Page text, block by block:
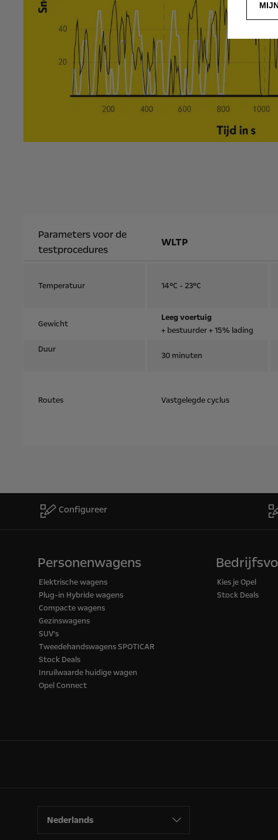
Parameters voor de
testprocedures
WLTP
Temperatuur 14°C - 23°C
Gewicht
Leeg voertuig
+ bestuurder + 15% lading
Duur
30 minuten
Routes Vastgelegde cyclus
Configureer
Personenwagens
Elektrische wagens
Plug-in Hybride wagens
Compacte wagens
Gezinswagens
SUV's
Tweedehandswagens SPOTICAR
Stock Deals
Inruilwaarde huidige wagen
Opel Connect
Kies je Opel
Stock Deals
Nederlands